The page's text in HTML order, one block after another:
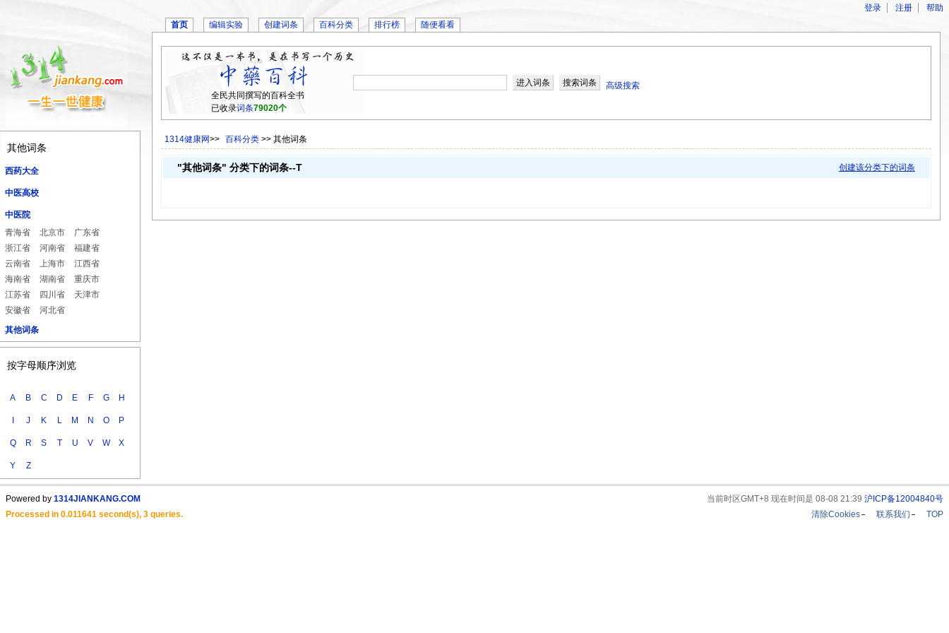
登录 注册
帮助
首页
编辑实验 创建词条 百科分类 排行榜 随便看看
全民共同撰写的百科全书
已收录词条79020个
高级搜索
其他词条
西药大全
中医高校
中医院
青海省
北京市
广东省
浙江省
河南省
福建省
云南省
上海市
江西省
海南省
湖南省
重庆市
江苏省
四川省
天津市
安徽省
河北省
其他词条
按字母顺序浏览
A B C D E F G H
J K L M N O P
Q R S T U V W X
Y Z
1314健康网>> 百科分类 >> 其他词条
"其他词条" 分类下的词条--T 创建该分类下的词条
Powered by 1314JIANKANG.COM
Processed in 0.011641 second(s), 3 queries.
当前时区GMT+8 现在时间是 08-08 21:39 沪ICP备12004840号
清除Cookies
联系我们 TOP